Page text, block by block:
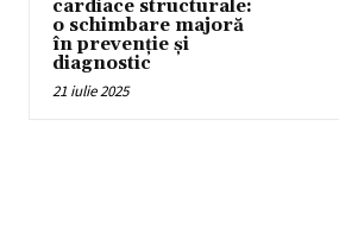
cardiace structurale:
o schimbare majoră
în prevenție și
diagnostic
21 iulie 2025